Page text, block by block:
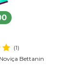
(1)
Bettanin